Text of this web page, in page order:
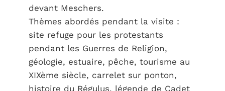
devant Meschers.
Thèmes abordés pendant la visite :
site refuge pour les protestants
pendant les Guerres de Religion,
géologie, estuaire, pêche, tourisme au
XIXème siècle, carrelet sur ponton,
histoire du Régulus, légende de Cadet